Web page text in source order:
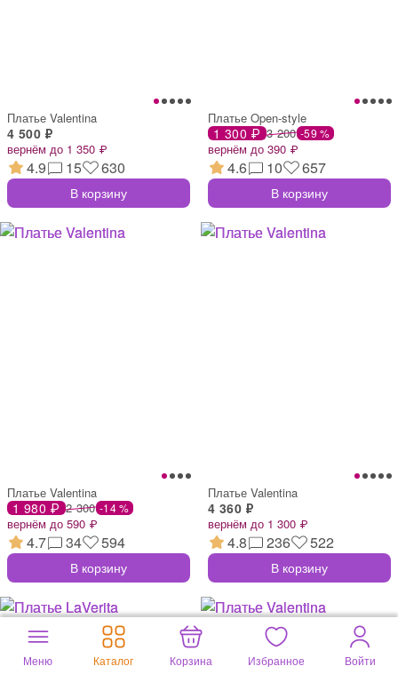
Платье Valentina
4 500 ₽
вернём до 1 350 ₽
4.9 15 630
В корзину
Платье Open-style
1 300 ₽ 3 200 -59 %
вернём до 390 ₽
4.6 10 657
В корзину
Платье Valentina
1 980 ₽ 2 300 -14 %
вернём до 590 ₽
4.7 34 594
В корзину
Платье Valentina
4 360 ₽
вернём до 1 300 ₽
4.8 236 522
В корзину
Меню Каталог Корзина Избранное Войти